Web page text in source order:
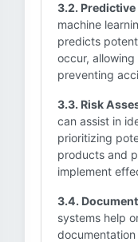
3.2.
machine
predicts
occur,
preventing
3.3. Risk
can assist in
prioritizing
products and
implement
3.4.
systems help